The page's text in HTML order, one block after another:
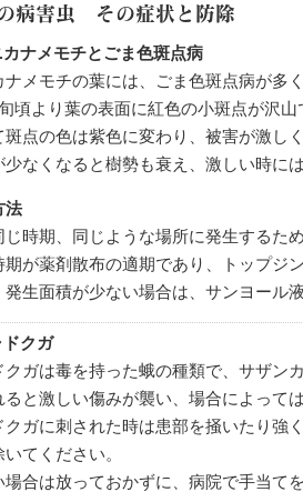
病害虫 その症状と防除
ナメモチとごま色斑点病
ナメモチの葉には、ごま色斑点病が多く
頃より葉の表面に紅色の小斑点が沢山
斑点の色は紫色に変わり、被害が激し
少なくなると樹勢も衰え、激しい時に
法
じ時期、同じような場所に発生するた
期が薬剤散布の適期であり、トップジ
発生面積が少ない場合は、サンヨール
クガ
クガは毒を持った蛾の種類で、サザン
ると激しい傷みが襲い、場合によって
クガに刺された時は患部を掻いたり強
てください。
場合は放っておかずに、病院で手当て